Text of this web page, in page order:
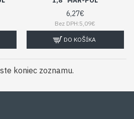
6,27€
Bez DPH:5,09€
DO KOŠÍKA
koniec zoznamu.